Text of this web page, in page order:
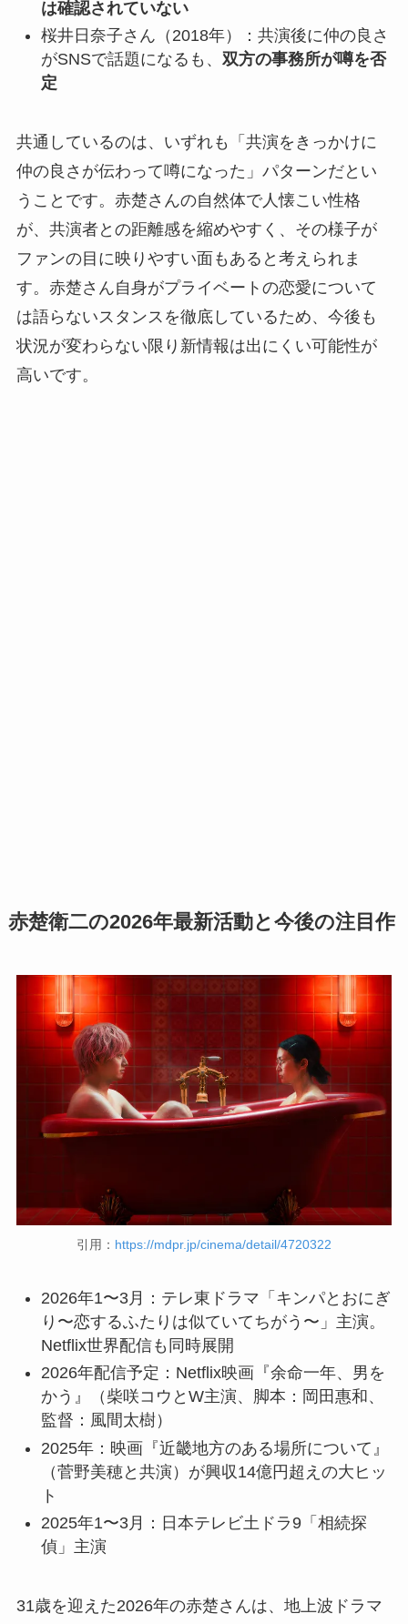
は確認されていない
桜井日奈子さん（2018年）：共演後に仲の良さ
がSNSで話題になるも、 双方の事務所が噂を否
定
共通しているのは、いずれも「共演をきっかけに
仲の良さが伝わって噂になった」パターンだとい
うことです。赤楚さんの自然体で人懐こい性格
が、共演者との距離感を縮めやすく、その様子が
ファンの目に映りやすい面もあると考えられま
す。赤楚さん自身がプライベートの恋愛について
は語らないスタンスを徹底しているため、今後も
状況が変わらない限り新情報は出にくい可能性が
高いです。
赤楚衛二の2026年最新活動と今後の注目作
引用： https://mdpr.jp/cinema/detail/4720322
2026年1〜3月：テレ東ドラマ「キンパとおにぎ
り〜恋するふたりは似ていてちがう〜」主演。
Netflix世界配信も同時展開
2026年配信予定：Netflix映画『余命一年、男を
かう』（柴咲コウとW主演、脚本：岡田惠和、
監督：風間太樹）
2025年：映画『近畿地方のある場所について』
（菅野美穂と共演）が興収14億円超えの大ヒッ
ト
2025年1〜3月：日本テレビ土ドラ9「相続探
偵」主演
31歳を迎えた2026年の赤楚さんは、地上波ドラマ